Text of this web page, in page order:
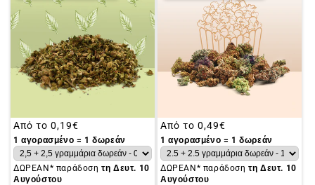
Συνήθης
τιμή
Από το 0,19€
1 αγορασμένο = 1 δωρεάν
ΔΩΡΕΑΝ* παράδοσητη Δευτ. 10
Αυγούστου
Συνήθης
τιμή
Από το 0,49€
1 αγορασμένο = 1 δωρεάν
ΔΩΡΕΑΝ* παράδοσητη Δευτ. 10
Αυγούστου